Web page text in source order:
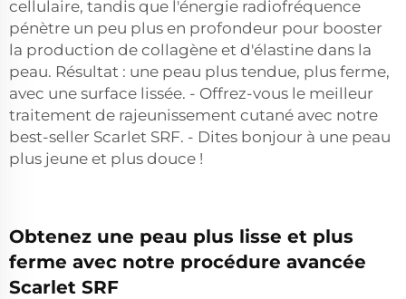
cellulaire, tandis que l'énergie radiofréquence
pénètre un peu plus en profondeur pour booster
la production de collagène et d'élastine dans la
peau. Résultat : une peau plus tendue, plus ferme,
avec une surface lissée. - Offrez-vous le meilleur
traitement de rajeunissement cutané avec notre
best-seller Scarlet SRF. - Dites bonjour à une peau
plus jeune et plus douce !
Obtenez une peau plus lisse et plus
ferme avec notre procédure avancée
Scarlet SRF